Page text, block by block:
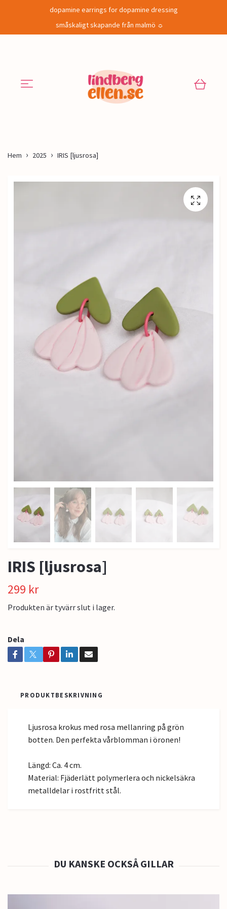
dopamine earrings for dopamine dressing
småskaligt skapande från malmö ☼
Hem 2025 IRIS [ljusrosa]
IRIS [ljusrosa]
299 kr
Produkten är tyvärr slut i lager.
Dela
PRODUKTBESKRIVNING
Ljusrosa krokus med rosa mellanring på grön
botten. Den perfekta vårblomman i öronen!
Längd: Ca. 4 cm.
Material: Fjäderlätt polymerlera och nickelsäkra
metalldelar i rostfritt stål.